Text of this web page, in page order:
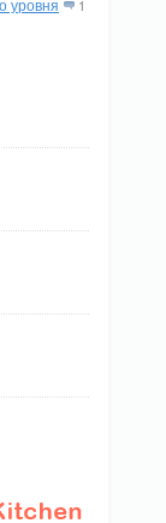
уровня 1